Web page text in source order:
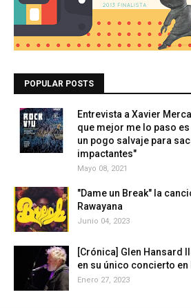
POPULAR POSTS
Entrevista a Xavier
que mejor me lo paso
un pogo salvaje para
impactantes"
Mayo 08, 2021
"Dame un Break" la
Rawayana
Junio 04, 2023
[Crónica] Glen Hansard
en su único concierto en
Enero 27, 2023